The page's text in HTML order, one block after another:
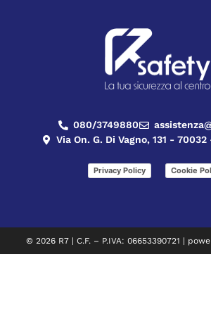
080/3749880
Via On. G. Di Vagno, 131 -
Privacy Policy Cookie
© 2026 R7 | C.F. – P.IVA: 06653390721 |